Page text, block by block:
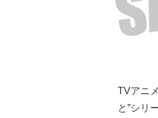
TVアニ
と”シリ